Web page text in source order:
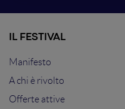
IL FESTIVAL
Manifesto
A chi è rivolto
Offerte attive